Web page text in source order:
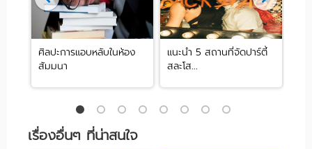
ศิลปะการแอบหลับในห้อง
สัมมนา
แนะนำ 5 สถานที่จัดปาร์ตี้
สละโส...
เรื่องอื่นๆ ที่น่าสนใจ